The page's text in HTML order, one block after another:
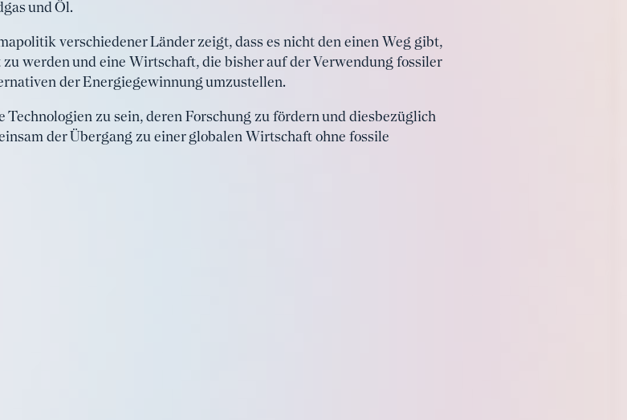
und Öl.
verschiedener Länder zeigt, dass es nicht den einen Weg gibt,
werden und eine Wirtschaft, die bisher auf der Verwendung fossiler
der Energiegewinnung umzustellen.
Technologien zu sein, deren Forschung zu fördern und diesbezüglich
der Übergang zu einer globalen Wirtschaft ohne fossile